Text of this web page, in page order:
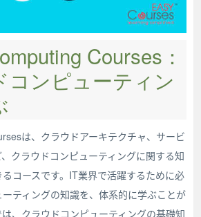
Courses：
コンピューティン
は、クラウドアーキテクチャ、サービ
クラウドコンピューティングに関する知
コースです。IT業界で活躍するために必
ティングの知識を、体系的に学ぶことが
、クラウドコンピューティングの基礎知